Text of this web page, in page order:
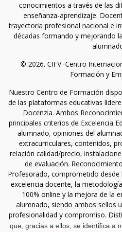
conocimientos a través de las
enseñanza-aprendizaje.
trayectoria profesional nacional e
décadas formando y mejorando
© 2026. CIFV.-Centro
Formación y
Nuestro Centro de Formación
de las plataformas educativas
Docenzia. Ambos
principales criterios de Excelencia
alumnado, opiniones del
extracurriculares, contenidos,
relación calidad/precio,
de evaluación.
Profesorado, comprometido desde
excelencia docente, la
100% online y la mejora de la
alumnado, siendo ambos sellos
profesionalidad y compromiso.
que, gracias a ellos, se identifica a